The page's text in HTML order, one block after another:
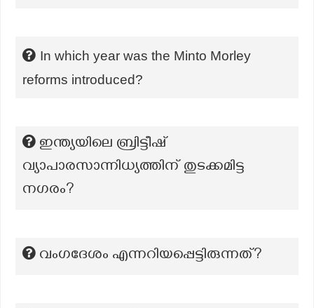
In which year was the Minto Morley
reforms introduced?
ഇന്ത്യയിലെ ബ്രിട്ടീഷ്
വ്യാപാരസാന്നിധ്യത്തിന് തുടക്കമിട്ട
നഗരം?
വംഗദേശം എന്നറിയപ്പെട്ടിരുന്നത്?